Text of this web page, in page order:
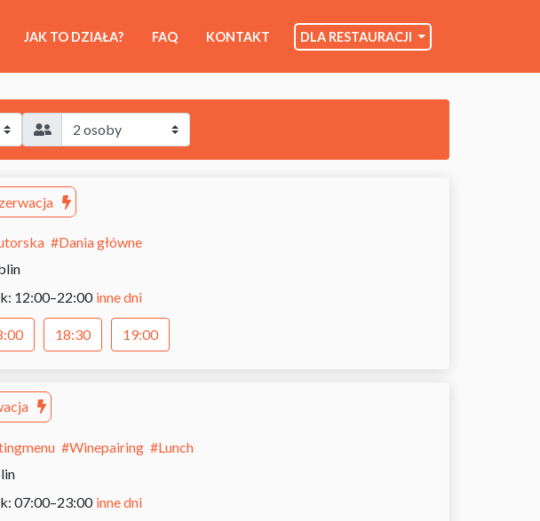
JAK TO DZIAŁA? FAQ KONTAKT DLA RESTAURACJI
#Dania główne
12:00–22:00 inne dni
18:30 19:00
#Winepairing #Lunch
07:00–23:00 inne dni